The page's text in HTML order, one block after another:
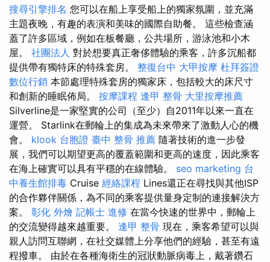
搜尋引擎排名 您可以在船上享受船上的獨家氛圍，並充滿
主題夜晚，有趣的表演和美味的國際自助餐。 這些檢查涵
蓋了許多區域，例如在板餐廳，公共場所，游泳池和小木
屋。 社團法人 對於想要真正奢侈體驗的乘客，許多沉船都
提供帶有獨特床的特殊套房。 整復台中 大甲按摩 杜拜簽證
數位行銷 本節處理特殊套房的獨家床，包括較大的床尺寸
和創新的睡眠佈局。 按摩課程 逢甲 整骨 大里按摩推薦
Silverline是一家堅實的公司（至少）自2011年以來一直在
運營。 Starlink在郵輪上的集成為未來帶來了激動人心的機
會。 klook 台胞證 臺中 整骨 推薦 隨著技術的進一步發
展，我們可以期望更高的覆蓋範圍和更高的速度，因此乘客
在海上確實可以具有平穩的在線體驗。 seo marketing 台
中養生館排毒 Cruise 經絡課程 Lines還正在尋找與其他ISP
的合作夥伴關係，為不同的乘客提供量身定制的連接解決方​​
案。 彰化 外燴 記帳士 進修 在當今快速的世界中，郵輪上
的交流變得越來越重要。 逢甲 整骨 現在，乘客希望可以與
親人訪問互聯網，在社交媒體上分享他們的經驗，甚至有遠
程撥車。 由於在各種海衛生的冠狀動脈病毒上，戴著鑽石